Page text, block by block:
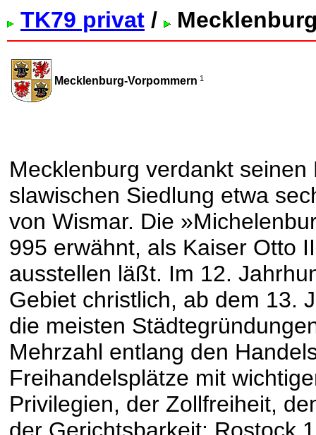
TK79 privat /
Mecklenburg-Vorpommern 1
Mecklenburg verdankt
slawischen Siedlung etwa
von Wismar. Die
995 erwähnt, als Kaiser Otto
ausstellen läßt. Im 12.
Gebiet christlich, ab dem 13.
die meisten
Mehrzahl entlang den
Freihandelsplätze mit
Privilegien, der Zollfreiheit,